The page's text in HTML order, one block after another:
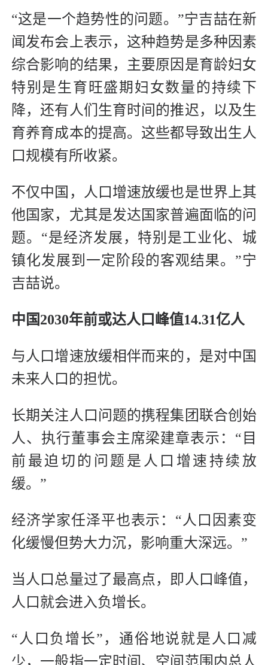
“这是一个趋势性的问题。”宁吉喆在新
闻发布会上表示，这种趋势是多种因素
综合影响的结果，主要原因是育龄妇女
特别是生育旺盛期妇女数量的持续下
降，还有人们生育时间的推迟，以及生
育养育成本的提高。这些都导致出生人
口规模有所收紧。
不仅中国，人口增速放缓也是世界上其
他国家，尤其是发达国家普遍面临的问
题。“是经济发展，特别是工业化、城
镇化发展到一定阶段的客观结果。”宁
吉喆说。
中国2030年前或达人口峰值14.31亿人
与人口增速放缓相伴而来的，是对中国
未来人口的担忧。
长期关注人口问题的携程集团联合创始
人、执行董事会主席梁建章表示：“目
前最迫切的问题是人口增速持续放
缓。”
经济学家任泽平也表示：“人口因素变
化缓慢但势大力沉，影响重大深远。”
当人口总量过了最高点，即人口峰值，
人口就会进入负增长。
“人口负增长”，通俗地说就是人口减
少，一般指一定时间、空间范围内总人